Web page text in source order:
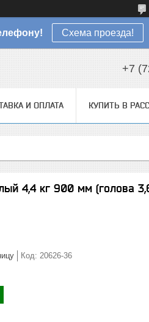
Схема проезда!
+7
И ОПЛАТА КУПИТЬ В
4,4 кг 900 мм (голова
Код: 20626-36